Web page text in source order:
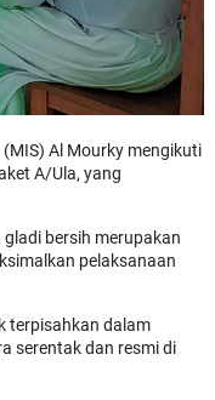
Al Mourky mengikuti
A/Ula, yang
bersih merupakan
pelaksanaan
terpisahkan dalam
serentak dan resmi di